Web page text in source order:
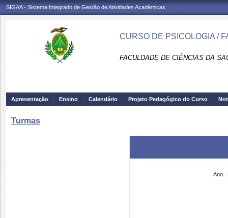
SIGAA - Sistema Integrado de Gestão de Atividades Acadêmicas
CURSO DE PSICOLOGIA /
FACULDADE DE CIÊNCIAS DA
Apresentação Ensino Calendário Projeto Pedagógico do Curso
Turmas
Ano